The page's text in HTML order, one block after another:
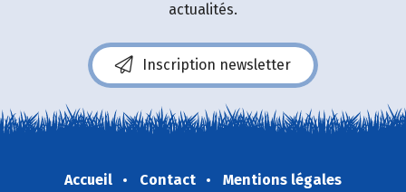
actualités.
Inscription newsletter
Accueil Contact
Mentions légales